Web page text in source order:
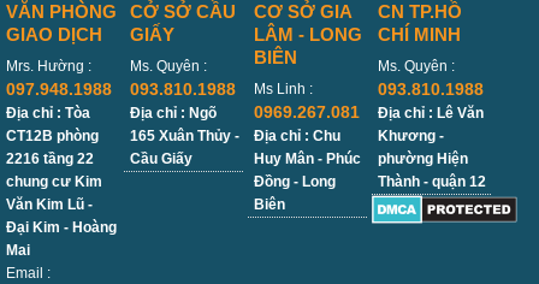
VĂN PHÒNG
GIAO DỊCH
Mrs. Hường :
097.948.1988
Địa chỉ : Tòa
CT12B phòng
2216 tầng 22
chung cư Kim
Văn Kim Lũ -
Đại Kim - Hoàng
Mai
Email :
CỞ SỞ CẦU
GIẤY
Ms. Quyên :
093.810.1988
Địa chỉ : Ngõ
165 Xuân Thủy -
Cầu Giấy
CƠ SỞ GIA
LÂM - LONG
BIÊN
Ms Linh :
0969.267.081
Địa chỉ : Chu
Huy Mân - Phúc
Đồng - Long
Biên
CN TP.HỒ
CHÍ MINH
Ms. Quyên :
093.810.1988
Địa chỉ : Lê Văn
Khương -
phường Hiện
Thành - quận 12